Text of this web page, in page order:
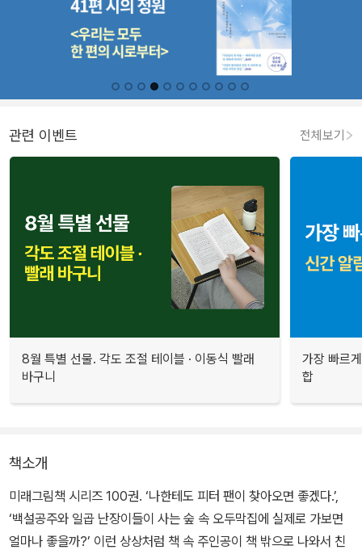
관련 이벤트 전체보기
8월 특별 선물. 각도 조절 테이블 · 이동식 빨래
바구니
가장 빠르
합
책소개
미래그림책 시리즈 100권. ‘나한테도 피터 팬이 찾아오면 좋겠다.’,
‘백설공주와 일곱 난장이들이 사는 숲 속 오두막집에 실제로 가보면
얼마나 좋을까?’ 이런 상상처럼 책 속 주인공이 책 밖으로 나와서 친